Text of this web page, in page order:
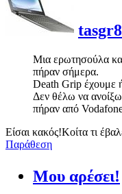
Μια ερωτησούλα
πήραν σήμερα.
Death Grip έχουμε
Δεν θέλω να
πήραν από
Είσαι κακός!Κοίτα τι
Παράθεση
Μου αρέσει!